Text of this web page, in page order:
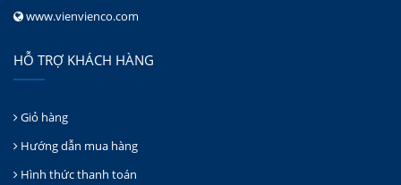
www.vienvienco.com
HỖ TRỢ KHÁCH HÀNG
Giỏ hàng
Hướng dẫn mua hàng
Hình thức thanh toán